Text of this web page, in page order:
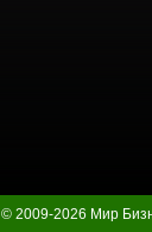
© 2009-2026 Мир